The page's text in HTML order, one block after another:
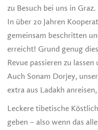
zu Besuch bei uns in Graz.
In über 20 Jahren
gemeinsam beschritten
erreicht! Grund genug
Revue passieren zu
Auch Sonam Dorjey,
extra aus Ladakh
Leckere tibetische
geben – also wenn das